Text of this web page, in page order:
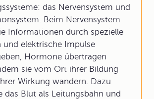
das Nervensystem und
Beim Nervensystem
Informationen durch spezielle
und elektrische Impulse
Hormone übertragen
sie vom Ort ihrer Bildung
Wirkung wandern. Dazu
das Blut als Leitungsbahn und